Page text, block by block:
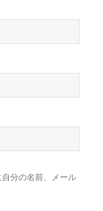
分の名前、メール